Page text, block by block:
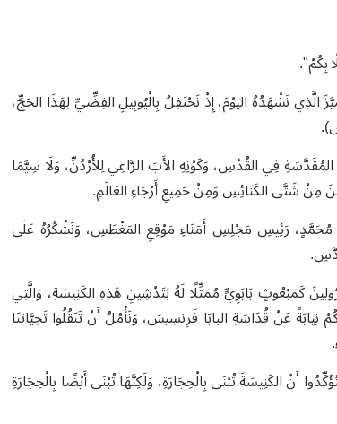
بِكُمْ".
الَّذِي نَشْهَدُهُ اليَوْمَ، إِذْ نَحْتَفِلُ بِالْيُوبِيلِ الفِضِّيِّ لِهَذَا الحَجِّ،
فِي القُدْسِ، وَكَوْنِهِ الأَبَ الرَّاعِي لِلأُرْدُنِّ، وَلَا سِيَّمَا
مِنْ شَتَّى الكَنَائِسِ وَمِنْ جَمِيعِ أَرْجَاءِ العَالَمِ.
مُحَمَّدٍ، رَئِيسِ مَجْلِسِ أَمَنَاءِ مَوْقِعِ المَغْطَسِ، وَنَشْكُرُهُ عَلَى
كَمَبْعُوثٍ بَابَوِيٍّ مُمَثِّلًا لَهُ لِتَدْشِينِ هَذِهِ الكَنِيسَةِ، وَالَّتِي
عَنْ قُدَاسَةِ البابَا فَرِنسِيسَ، وَنَأْمُلُ أَنْ تَنَقُلُوا تَحِيَّاتِنَا
أَنْ الكَنِيسَةَ تُبْنَى بِالْحِجَارَةِ، وَلَكِنَّهَا تُبْنَى أَيْضًا بِالْحِجَارَةِ